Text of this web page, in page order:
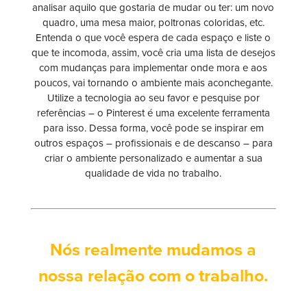
analisar aquilo que gostaria de mudar ou ter: um novo
quadro, uma mesa maior, poltronas coloridas, etc.
Entenda o que você espera de cada espaço e liste o
que te incomoda, assim, você cria uma lista de desejos
com mudanças para implementar onde mora e aos
poucos, vai tornando o ambiente mais aconchegante.
Utilize a tecnologia ao seu favor e pesquise por
referências – o Pinterest é uma excelente ferramenta
para isso. Dessa forma, você pode se inspirar em
outros espaços – profissionais e de descanso – para
criar o ambiente personalizado e aumentar a sua
qualidade de vida no trabalho.
Nós realmente mudamos a
nossa relação com o trabalho.